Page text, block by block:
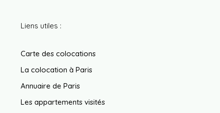
Liens utiles :
Carte des colocations
La colocation à Paris
Annuaire de Paris
Les appartements visités